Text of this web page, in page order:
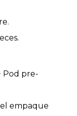
Pod pre-
empaque